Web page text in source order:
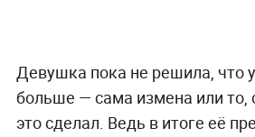
Девушка пока не решила, что
больше — сама измена или то,
это сделал. Ведь в итоге её